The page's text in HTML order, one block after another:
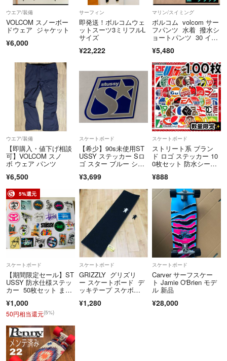
ウエア/装備
VOLCOM スノーボー
ドウェア ジャケット
¥6,000
サーフィン
即発送！ボルコムウェ
ットスーツ3ミリフルL
サイズ
¥22,222
マリン/スイミング
ボルコム volcom サー
フパンツ 水着 撥水シ
ョートパンツ 30 イン
¥5,480
ウエア/装備
【即購入・値下げ相談
可】VOLCOM スノ
ボ ウェア パンツ
¥6,500
スケートボード
【希少】90s未使用ST
USSY ステッカー Sロ
ゴ スター ブルー シル
¥3,699
スケートボード
ストリート系 ブラン
ド ロゴ ステッカー 10
0枚セット 防水シー
¥888
5%還元
スケートボード
【期間限定セール】ST
USSY 防水仕様ステッ
カー 50枚セット まと
¥1,000
50円相当還元(5%)
スケートボード
GRIZZLY グリズリ
ー スケートボード デ
ッキテープ スケボ
¥1,280
スケートボード
Carver サーフスケー
ト Jamie O'Brien モデ
ル 新品
¥28,000